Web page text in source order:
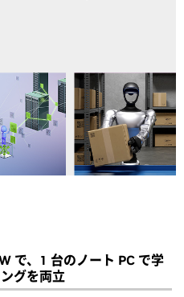
で、1 台のノート PC で学
グを両立